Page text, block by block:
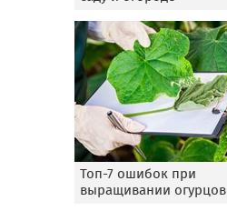
Топ-7 ошибок при
выращивании огурцов